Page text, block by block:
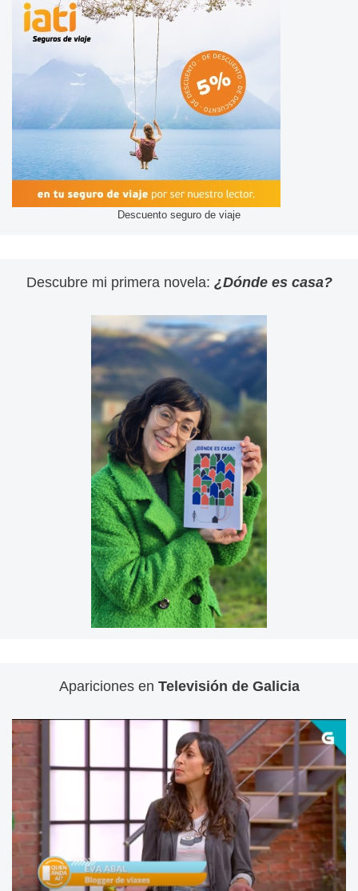
Descuento seguro de viaje
Descubre mi primera novela: ¿Dónde es casa?
Apariciones en Televisión de Galicia